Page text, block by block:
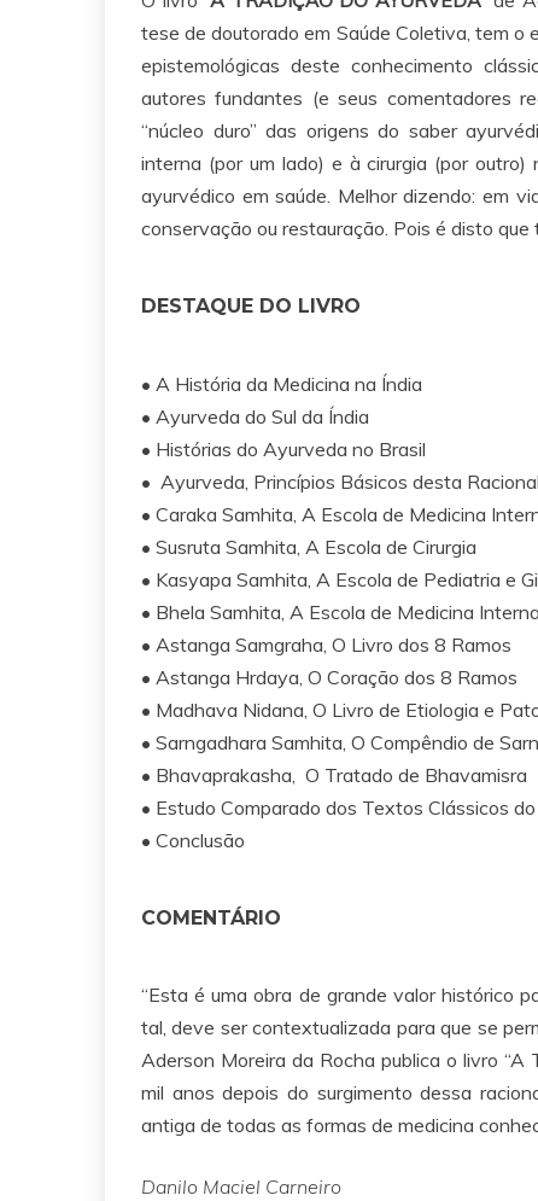
tese de doutorado em Saúde Coletiva, tem
epistemológicas deste conhecimento
autores fundantes (e seus comentadores
“núcleo duro” das origens do saber
interna (por um lado) e à cirurgia (por
ayurvédico em saúde. Melhor dizendo: em
conservação ou restauração. Pois é disto
DESTAQUE DO LIVRO
• A História da Medicina na Índia
• Ayurveda do Sul da Índia
• Histórias do Ayurveda no Brasil
• Ayurveda, Princípios Básicos desta
• Caraka Samhita, A Escola de Medicina
• Susruta Samhita, A Escola de Cirurgia
• Kasyapa Samhita, A Escola de Pediatria e
• Bhela Samhita, A Escola de Medicina Interna
• Astanga Samgraha, O Livro dos 8 Ramos
• Astanga Hrdaya, O Coração dos 8 Ramos
• Madhava Nidana, O Livro de Etiologia e
• Sarngadhara Samhita, O Compêndio de
• Bhavaprakasha, O Tratado de Bhavamisra
• Estudo Comparado dos Textos Clássicos
• Conclusão
COMENTÁRIO
“Esta é uma obra de grande valor histórico
tal, deve ser contextualizada para que se
Aderson Moreira da Rocha publica o livro
mil anos depois do surgimento dessa
antiga de todas as formas de medicina
Danilo Maciel Carneiro